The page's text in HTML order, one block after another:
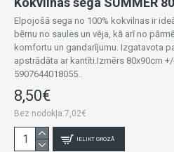
Elpojošā sega no 100% kokvilnas ir
bērnu no saules un vēja, kā arī no
komfortu un gandarījumu. Izgatavota
apstrādāta ar kantīti.Izmērs 80x90cm
5907644018055..
8,50€
Bez nodokļa:7,02€
IELIKT GROZĀ